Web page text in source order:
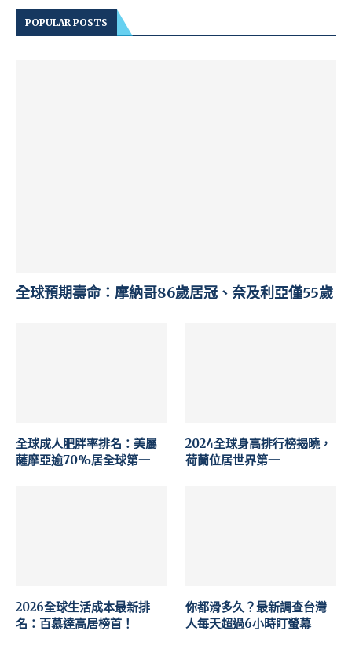
POPULAR POSTS
全球預期壽命：摩納哥86歲居冠、奈及利亞僅55歲
全球成人肥胖率排名：美屬
薩摩亞逾70%居全球第一
2024全球身高排行榜揭曉，
荷蘭位居世界第一
2026全球生活成本最新排
名：百慕達高居榜首！
你都滑多久？最新調查台灣
人每天超過6小時盯螢幕